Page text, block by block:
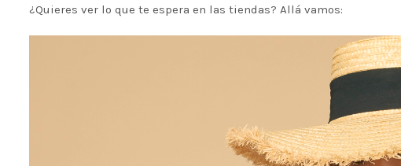
¿Quieres ver lo que te espera en las tiendas? Allá vamos: